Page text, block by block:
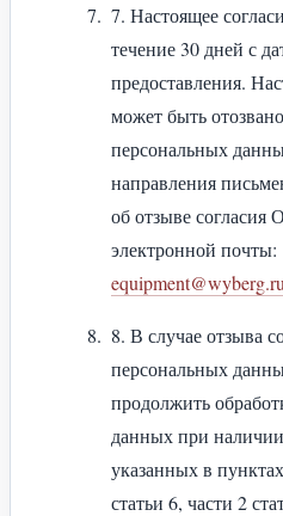
7. Настоящее
течение 30 дней с
предоставления.
может быть
персональных
направления
об отзыве согласия
электронной почты:
equipment@wyberg.ru
8. В случае отзыва
персональных
продолжить
данных при
указанных в
статьи 6, части 2